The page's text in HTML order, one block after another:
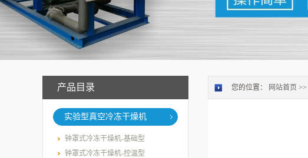
产品目录
实验型真空冷冻干燥机
钟罩式冷冻干燥机-基础型
钟罩式冷冻干燥机-控温型
您的位置： 网站首页 >>